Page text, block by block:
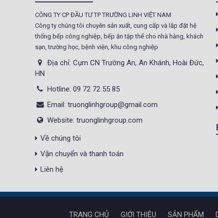
Tủ sấy công nghiệp
21.300.000 đ
20.500.000 đ
Không áp
dụng
Còn hàng
Nồi phở 30- 50- 70 Lít
Không áp
dụng
Còn hàng
GC1050
dụng
CÔNG TY CP ĐẦU TƯ TP TRƯỜNG LINH VIỆT NAM
Công ty chúng tôi chuyên sản xuất, cung cấp và lắp đặt hệ
thống bếp công nghiệp, bếp ăn tập thể cho nhà hàng, khách
sạn, trường học, bệnh viện, khu công nghiệp
Địa chỉ: Cụm CN Trường An, An Khánh, Hoài Đức,
HN
Hotline: 09 72 72 55 85
Email: truonglinhgroup@gmail.com
Website: truonglinhgroup.com
Về chúng tôi
Vận chuyển và thanh toán
Liên hệ
TRANG CHỦ GIỚI THIỆU SẢN PHẨM